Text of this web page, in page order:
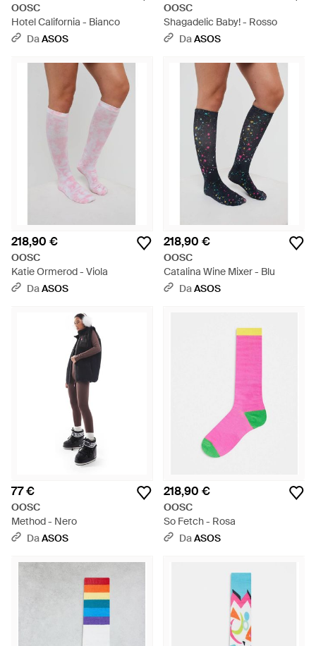
OOSC
Hotel California - Bianco
DaASOS
OOSC
Shagadelic Baby! - Rosso
DaASOS
218,90 €
OOSC
Katie Ormerod - Viola
DaASOS
218,90 €
OOSC
Catalina Wine Mixer - Blu
DaASOS
77 €
OOSC
Method - Nero
DaASOS
218,90 €
OOSC
So Fetch - Rosa
DaASOS